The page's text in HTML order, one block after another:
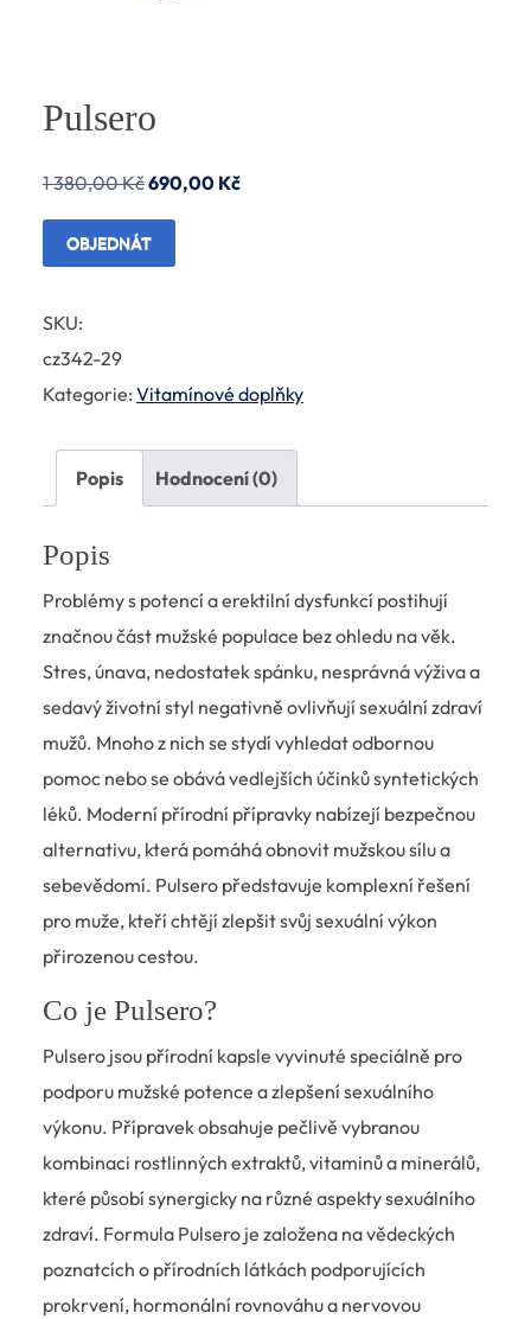
Pulsero
1 380,00KčPůvodní
cena
byla:
690,00 KčAktuální
OBJEDNÁT
SKU:
cz342-29
Kategorie: Vitamínové doplňky
Popis Hodnocení (0)
Popis
Problémy s potencí a erektilní dysfunkcí postihují
značnou část mužské populace bez ohledu na věk.
Stres, únava, nedostatek spánku, nesprávná výživa a
sedavý životní styl negativně ovlivňují sexuální zdraví
mužů. Mnoho z nich se stydí vyhledat odbornou
pomoc nebo se obává vedlejších účinků syntetických
léků. Moderní přírodní přípravky nabízejí bezpečnou
alternativu, která pomáhá obnovit mužskou sílu a
sebevědomí. Pulsero představuje komplexní řešení
pro muže, kteří chtějí zlepšit svůj sexuální výkon
přirozenou cestou.
Co je Pulsero?
Pulsero jsou přírodní kapsle vyvinuté speciálně pro
podporu mužské potence a zlepšení sexuálního
výkonu. Přípravek obsahuje pečlivě vybranou
kombinaci rostlinných extraktů, vitaminů a minerálů,
které působí synergicky na různé aspekty sexuálního
zdraví. Formula Pulsero je založena na vědeckých
poznatcích o přírodních látkách podporujících
prokrvení, hormonální rovnováhu a nervovou